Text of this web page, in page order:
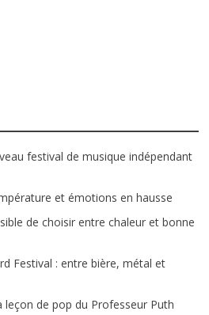
festival de musique indépendant
et émotions en hausse
de choisir entre chaleur et bonne
Festival : entre bière, métal et
leçon de pop du Professeur Puth